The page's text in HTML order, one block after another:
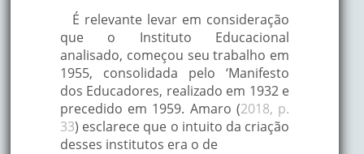
É relevante levar em consideração
que o Instituto Educacional
analisado, começou seu trabalho em
1955, consolidada pelo ‘Manifesto
dos Educadores, realizado em 1932 e
precedido em 1959. Amaro (2018, p.
33) esclarece que o intuito da criação
desses institutos era o de